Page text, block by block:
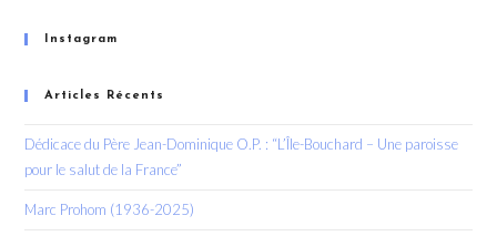
Instagram
Articles Récents
Dédicace du Père Jean-Dominique O.P. : “L’Île-Bouchard – Une paroisse
pour le salut de la France”
Marc Prohom (1936-2025)